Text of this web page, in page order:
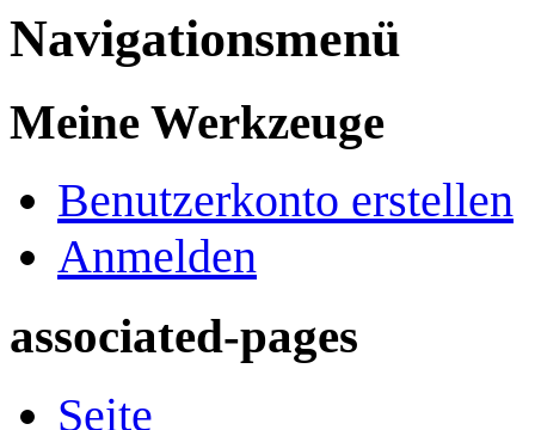
Navigationsmenü
Meine Werkzeuge
Benutzerkonto erstellen
Anmelden
associated-pages
Seite